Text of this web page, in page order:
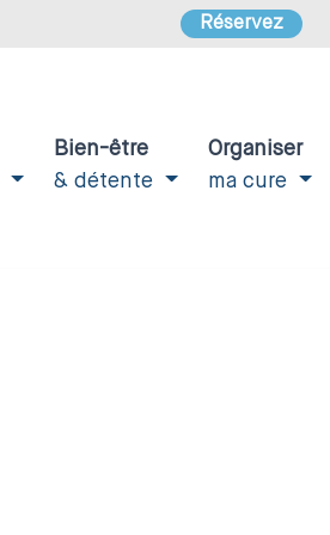
Réservez
Bien-être
& détente
Organiser
ma cure